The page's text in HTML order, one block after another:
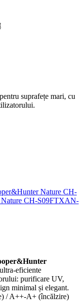
suprafețe mari, cu
eficiente
purificare UV,
minimal și elegant.
/ A++-A+ (încălzire)